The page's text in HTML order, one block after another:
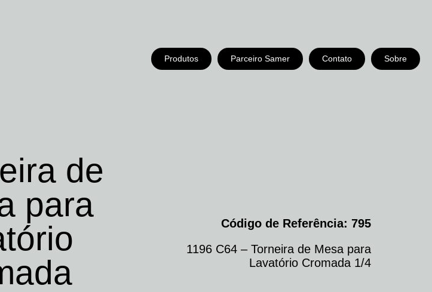
Produtos Parceiro Samer Contato Sobre
de
para
Código de Referência: 795
1196 C64 – Torneira de Mesa para
Lavatório Cromada 1/4